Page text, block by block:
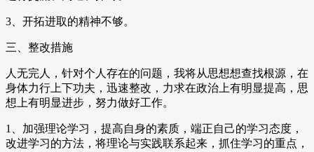
3、开拓进取的精神不够。
三、整改措施
人无完人，针对个人存在的问题，我将从思想想查找根源，在
身体力行上下功夫，迅速整改，力求在政治上有明显提高，思
想上有明显进步，努力做好工作。
1、加强理论学习，提高自身的素质，端正自己的学习态度，
改进学习的方法，将理论与实践联系起来，抓住学习的重点，